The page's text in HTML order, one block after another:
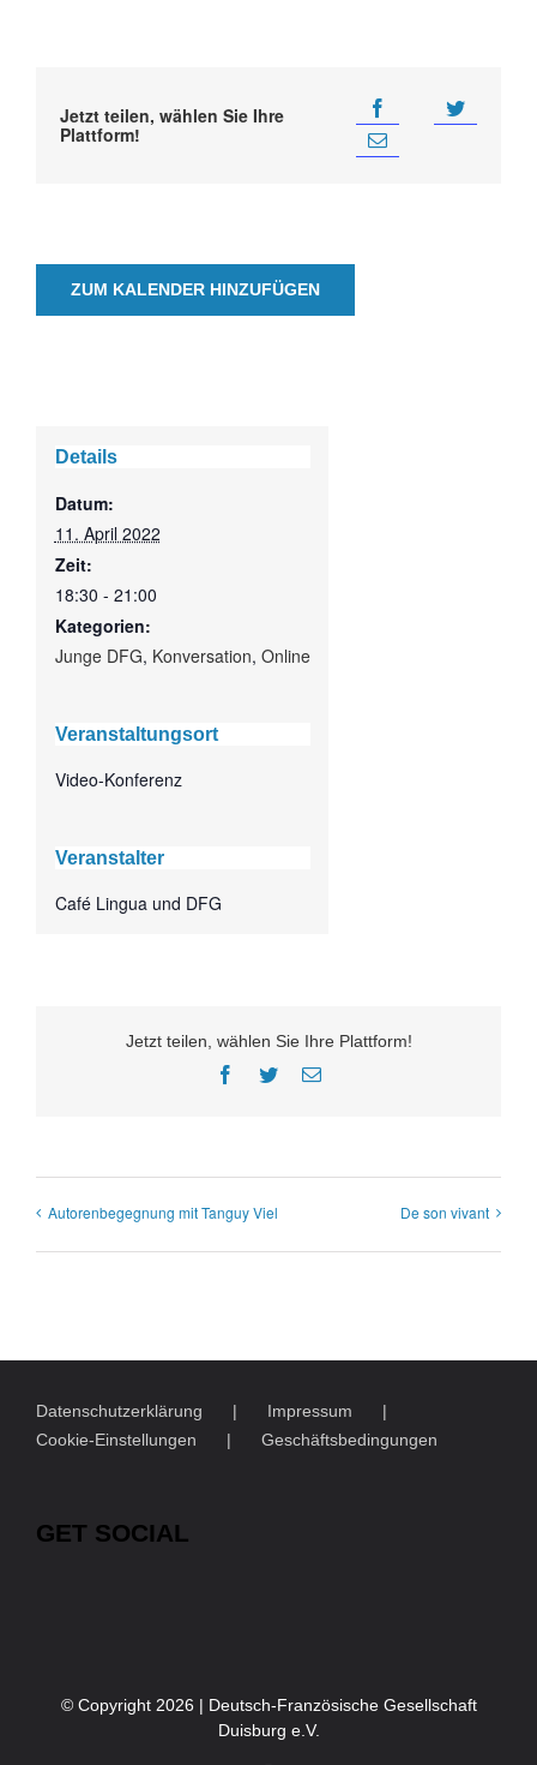
Jetzt teilen, wählen Sie Ihre
Plattform!
ZUM KALENDER HINZUFÜGEN
Details
Datum:
11. April 2022
Zeit:
18:30 - 21:00
Kategorien:
Junge DFG, Konversation, Online
Veranstaltungsort
Video-Konferenz
Veranstalter
Café Lingua und DFG
Jetzt teilen, wählen Sie Ihre Plattform!
Facebook
TwitterE-
Autorenbegegnung mit Tanguy Viel De son vivant
Datenschutzerklärung
Impressum
Cookie-Einstellungen
Geschäftsbedingungen
GET SOCIAL
© Copyright 2026 | Deutsch-Französische Gesellschaft
Duisburg e.V.